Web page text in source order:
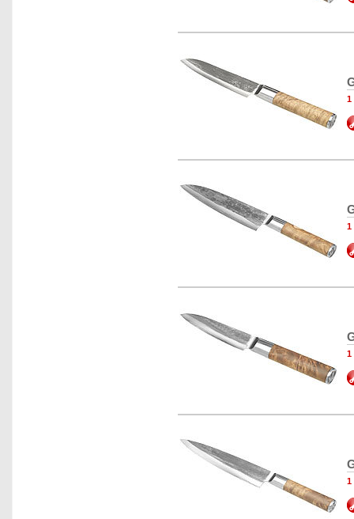
1
1
1
1